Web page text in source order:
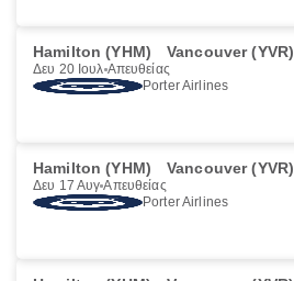
Hamilton (YHM) Vancouver (YVR)
Δευ 20 Ιουλ Απευθείας
Porter Airlines
Hamilton (YHM) Vancouver (YVR)
Δευ 17 Αυγ Απευθείας
Porter Airlines